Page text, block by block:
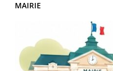
MAIRIE